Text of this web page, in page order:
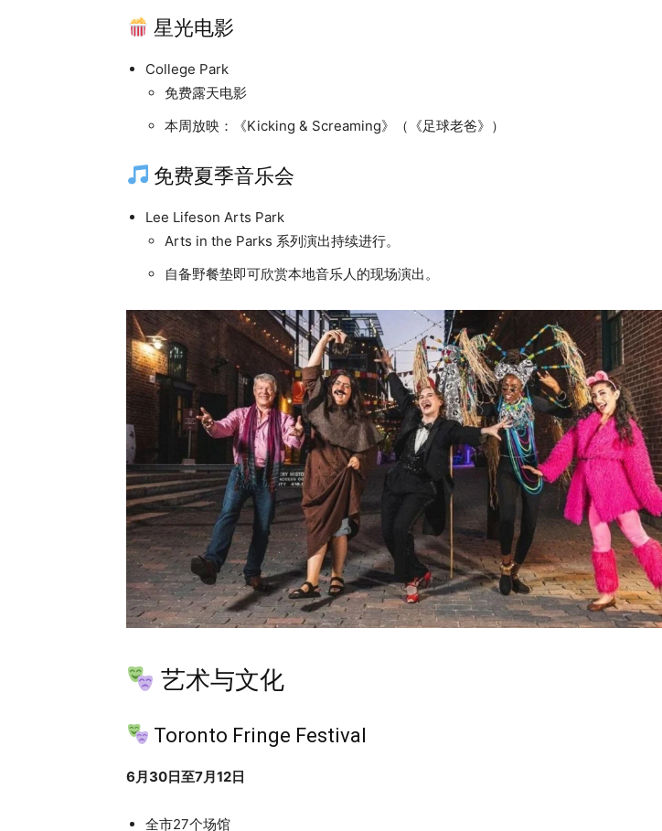
星光电影
College Park
免费露天电影
本周放映：《Kicking & Screaming》（《足球老爸》）
免费夏季音乐会
Lee Lifeson Arts Park
Arts in the Parks 系列演出持续进行。
自备野餐垫即可欣赏本地音乐人的现场演出。
艺术与文化
Toronto Fringe Festival
6月30日至7月12日
全市27个场馆